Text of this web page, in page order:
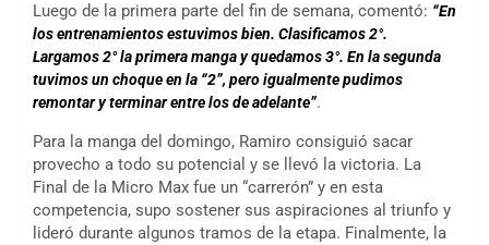
Luego de la primera parte del fin de semana, comentó: “En
los entrenamientos estuvimos bien. Clasificamos 2°.
Largamos 2° la primera manga y quedamos 3°. En la segunda
tuvimos un choque en la “2”, pero igualmente pudimos
remontar y terminar entre los de adelante”.
Para la manga del domingo, Ramiro consiguió sacar
provecho a todo su potencial y se llevó la victoria. La
Final de la Micro Max fue un “carrerón” y en esta
competencia, supo sostener sus aspiraciones al triunfo y
lideró durante algunos tramos de la etapa. Finalmente, la